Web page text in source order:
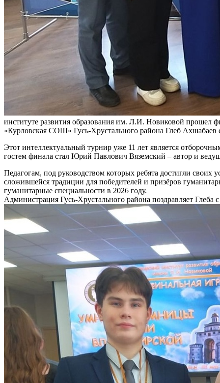
институте развития образования им. Л.И. Новиковой
«Курловская СОШ» Гусь-Хрустального района Глеб
Этот интеллектуальный турнир уже 11 лет является
гостем финала стал Юрий Павлович Вяземский – автор и
Педагогам, под руководством которых ребята достигли
сложившейся традиции для победителей и призёров
гуманитарные специальности в 2026 году.
Администрация Гусь-Хрустального района поздравляет Глеба